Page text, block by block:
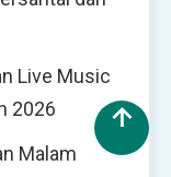
Live Music
2026
Malam